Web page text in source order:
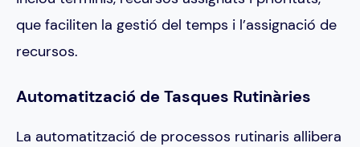
que faciliten la gestió del temps i l’assignació de
recursos.
Automatització de Tasques Rutinàries
La automatització de processos rutinaris allibera